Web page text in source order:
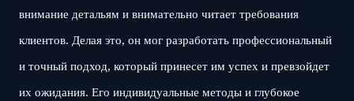
внимание детальям и внимательно читает требования
клиентов. Делая это, он мог разработать профессиональный
и точный подход, который принесет им успех и превзойдет
их ожидания. Его индивидуальные методы и глубокое